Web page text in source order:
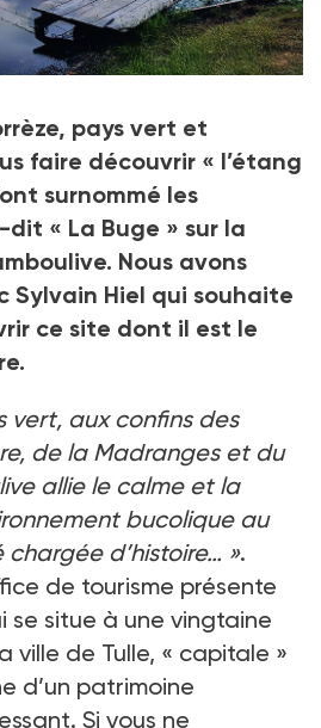
pays vert et
faire découvrir « l’étang
surnommé les
« La Buge » sur la
Nous avons
Sylvain Hiel qui souhaite
ce site dont il est le
vert, aux confins des
de la Madranges et du
allie le calme et la
bucolique au
d’histoire… ».
de tourisme présente
se situe à une vingtaine
ville de Tulle, « capitale »
d’un patrimoine
Si vous ne